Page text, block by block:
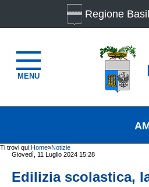
MENU
Regione
Ti trovi qui:Home»Notizie
Giovedì, 11 Luglio 2024 15:28
Edilizia scolastica,